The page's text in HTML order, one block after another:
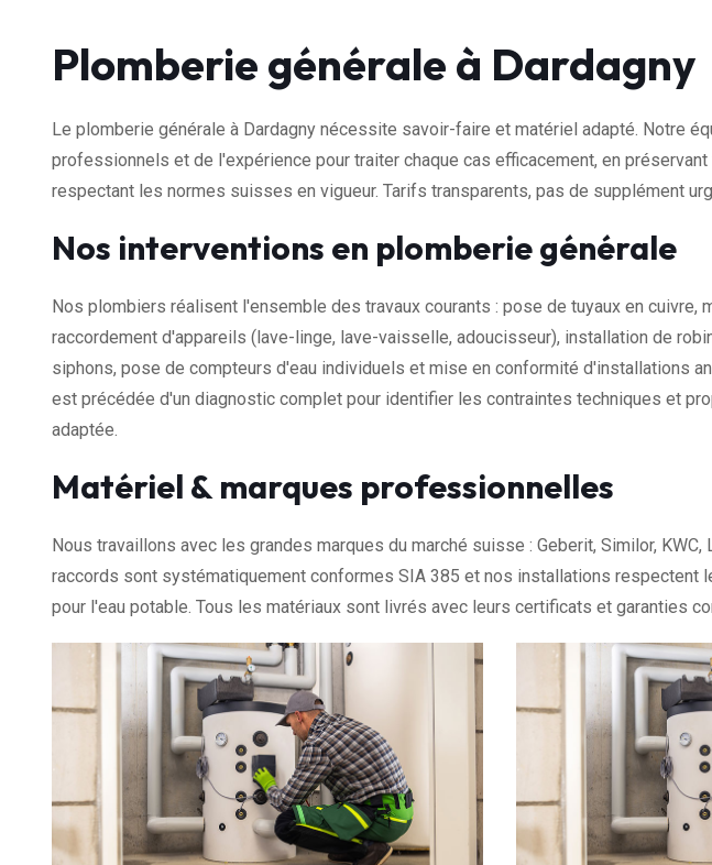
Plomberie générale à Dardagny
Le plomberie générale à Dardagny nécessite savoir-faire et matériel adapté. Notre
professionnels et de l'expérience pour traiter chaque cas efficacement, en
respectant les normes suisses en vigueur. Tarifs transparents, pas de supplément
Nos interventions en plomberie générale
Nos plombiers réalisent l'ensemble des travaux courants : pose de tuyaux en cuivre,
raccordement d'appareils (lave-linge, lave-vaisselle, adoucisseur), installation de
siphons, pose de compteurs d'eau individuels et mise en conformité d'installations
est précédée d'un diagnostic complet pour identifier les contraintes techniques et
adaptée.
Matériel & marques professionnelles
Nous travaillons avec les grandes marques du marché suisse : Geberit, Similor, KWC,
raccords sont systématiquement conformes SIA 385 et nos installations respectent
pour l'eau potable. Tous les matériaux sont livrés avec leurs certificats et garanties